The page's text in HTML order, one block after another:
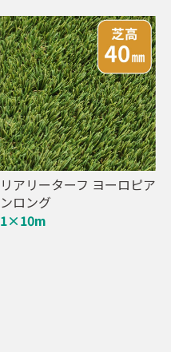
リアリーターフ ヨーロピア
ンロング
1×10m